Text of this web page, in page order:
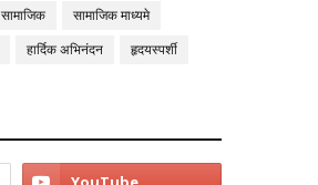
सामाजिक
सामाजिक माध्यमे
हार्दिक अभिनंदन हृदयस्पर्शी